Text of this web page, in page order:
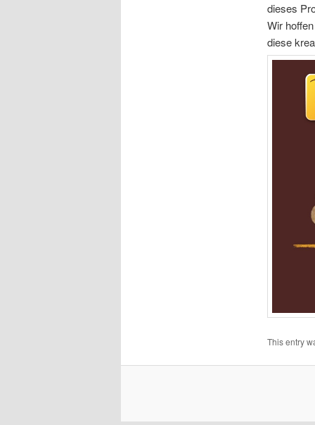
dieses
Wir
diese
This entry